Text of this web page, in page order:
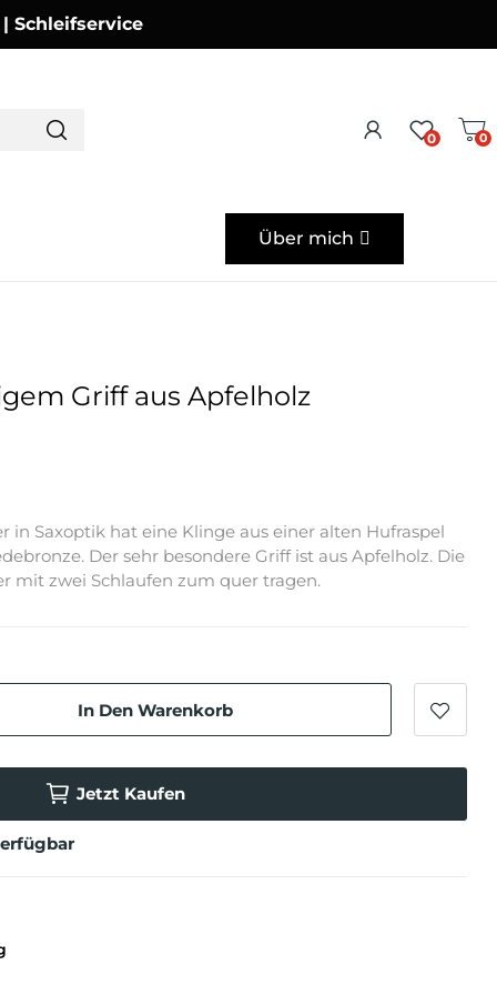
Schleifservice
0 0
Über mich
Griff aus Apfelholz
in Saxoptik hat eine Klinge aus einer alten Hufraspel
Der sehr besondere Griff ist aus Apfelholz. Die
mit zwei Schlaufen zum quer tragen.
In Den Warenkorb
Jetzt Kaufen